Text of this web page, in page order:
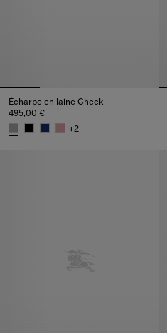
Écharpe en laine Check
495,00 €
+2